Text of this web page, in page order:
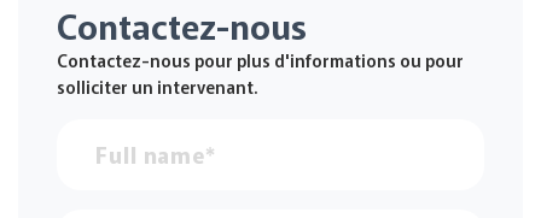
Contactez-nous
Contactez-nous pour plus d'informations ou pour
solliciter un intervenant.